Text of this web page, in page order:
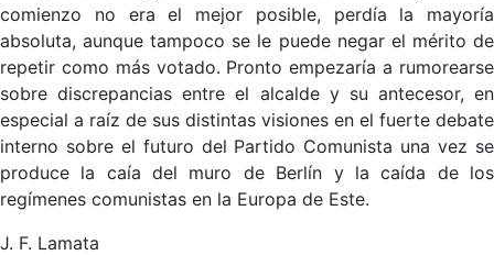
comienzo no era el mejor posible, perdía la mayoría
absoluta, aunque tampoco se le puede negar el mérito de
repetir como más votado. Pronto empezaría a rumorearse
sobre discrepancias entre el alcalde y su antecesor, en
especial a raíz de sus distintas visiones en el fuerte debate
interno sobre el futuro del Partido Comunista una vez se
produce la caía del muro de Berlín y la caída de los
regímenes comunistas en la Europa de Este.
J. F. Lamata